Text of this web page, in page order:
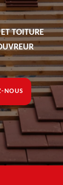
TOITURE
NOUS